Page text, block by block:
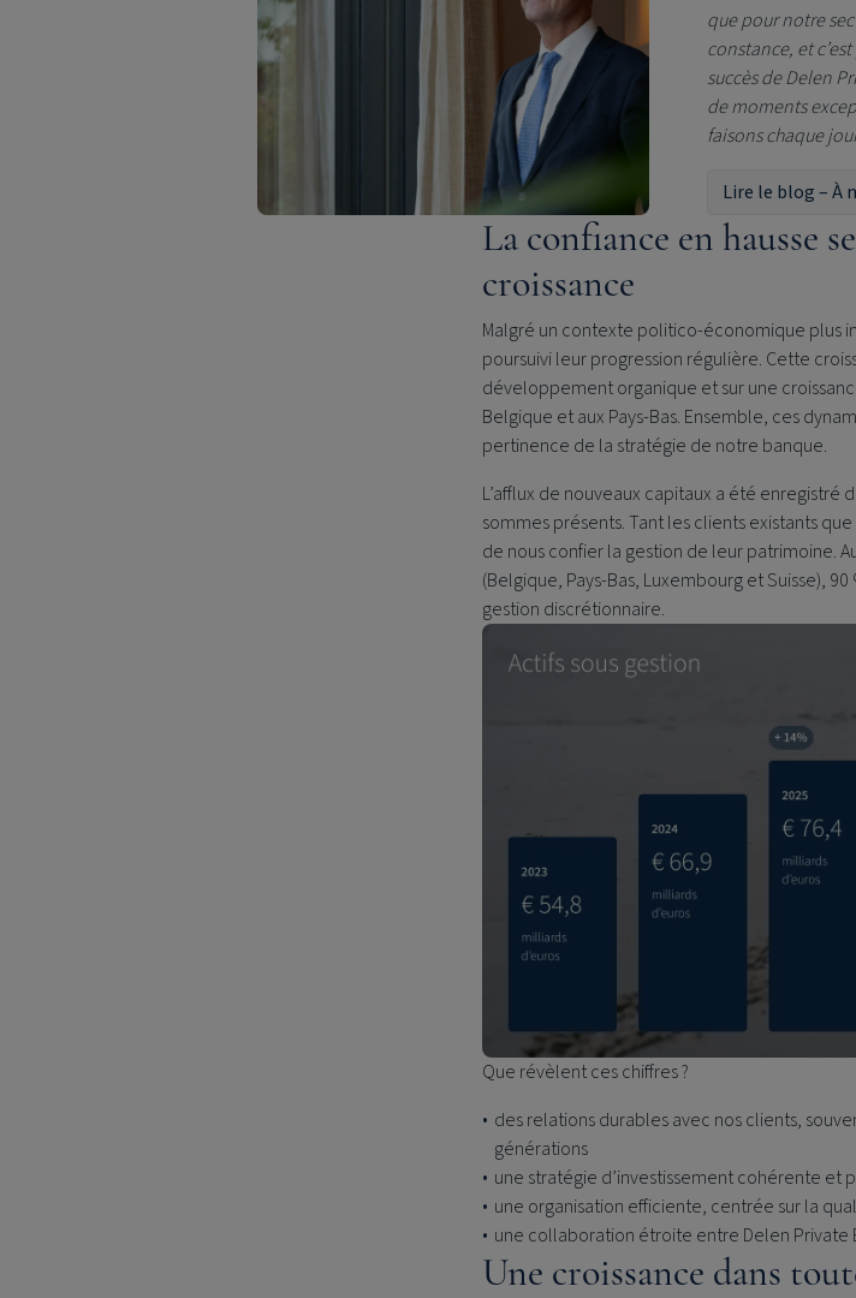
que pour notre
constance, et
succès deDelen
de moments
faisons chaque
Lire le blog – À
La confiance en hausse
croissance
Malgré un contexte politico-économique plus
poursuivi leur progression régulière. Cette
développement organique et sur une
Belgique et aux Pays-Bas. Ensemble, ces
pertinence de la stratégie de notre banque.
L’afflux de nouveaux capitaux a été enregistré
sommes présents. Tant les clients existants
de nous confier la gestion de leur patrimoine.
(Belgique, Pays-Bas, Luxembourg et Suisse),
gestion discrétionnaire.
Que révèlent ces chiffres ?
des relations durables avec nos clients,
générations
une stratégie d’investissement cohérente et
une organisation efficiente, centrée sur la
une collaboration étroite entre Delen Private
Une croissance dans